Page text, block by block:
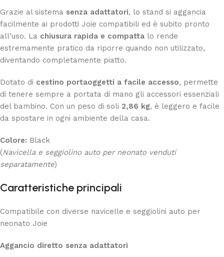
Grazie al sistema senza adattatori, lo stand si aggancia
facilmente ai prodotti Joie compatibili ed è subito pronto
all’uso. La chiusura rapida e compatta lo rende
estremamente pratico da riporre quando non utilizzato,
diventando completamente piatto.
Dotato di cestino portaoggetti a facile accesso, permette
di tenere sempre a portata di mano gli accessori essenziali
del bambino. Con un peso di soli 2,86 kg, è leggero e facile
da spostare in ogni ambiente della casa.
Colore: Black
(Navicella e seggiolino auto per neonato venduti
separatamente)
Caratteristiche principali
Compatibile con diverse navicelle e seggiolini auto per
neonato Joie
Aggancio diretto senza adattatori